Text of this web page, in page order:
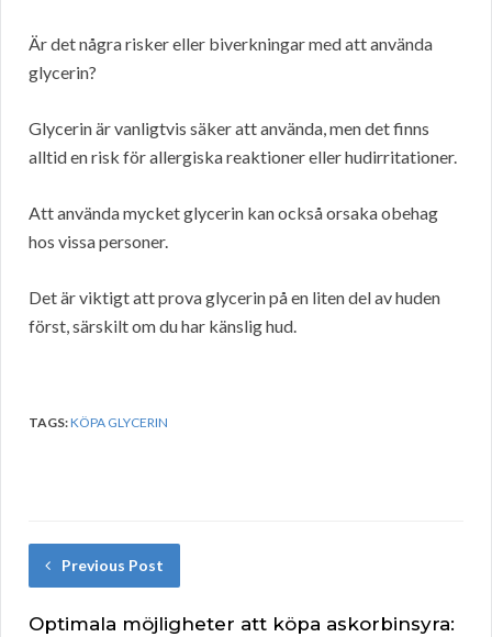
Är det några risker eller biverkningar med att använda
glycerin?
Glycerin är vanligtvis säker att använda, men det finns
alltid en risk för allergiska reaktioner eller hudirritationer.
Att använda mycket glycerin kan också orsaka obehag
hos vissa personer.
Det är viktigt att prova glycerin på en liten del av huden
först, särskilt om du har känslig hud.
TAGS:KÖPA GLYCERIN
Previous Post
Optimala möjligheter att köpa askorbinsyra: